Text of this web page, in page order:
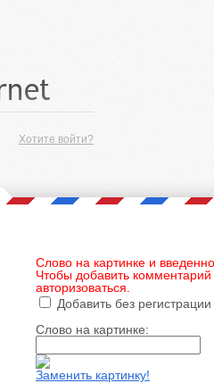
Хотите войти?
Слово на картинке и
Чтобы добавить комментарий
авторизоваться.
Добавить без регистрации
Слово на картинке:
Заменить картинку!